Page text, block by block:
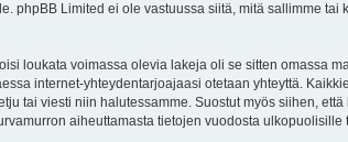
phpBB Limited ei ole vastuussa siitä, mitä sallimme
loukata voimassa olevia lakeja oli se sitten omassa
internet-yhteydentarjoajaasi otetaan yhteyttä.
tai viesti niin halutessamme. Suostut myös siihen,
aiheuttamasta tietojen vuodosta ulkopuolisille